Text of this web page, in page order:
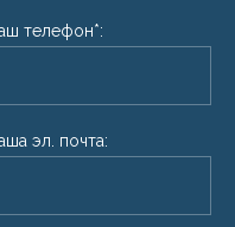
телефон*:
эл. почта: